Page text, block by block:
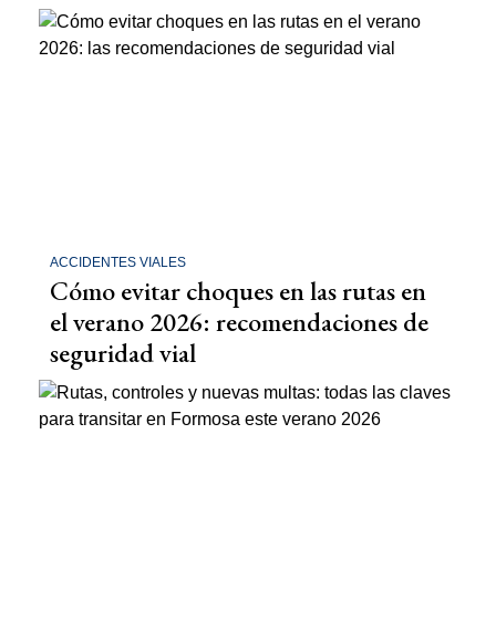
ACCIDENTES VIALES
Cómo evitar choques en las rutas en
el verano 2026: recomendaciones de
seguridad vial